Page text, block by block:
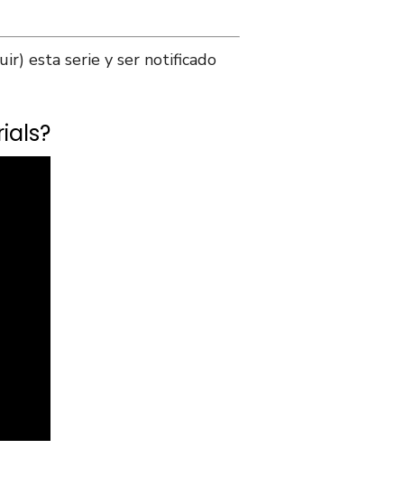
esta serie y ser notificado